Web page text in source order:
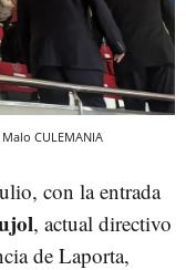
CULEMANIA
con la entrada
, actual directivo
de Laporta,